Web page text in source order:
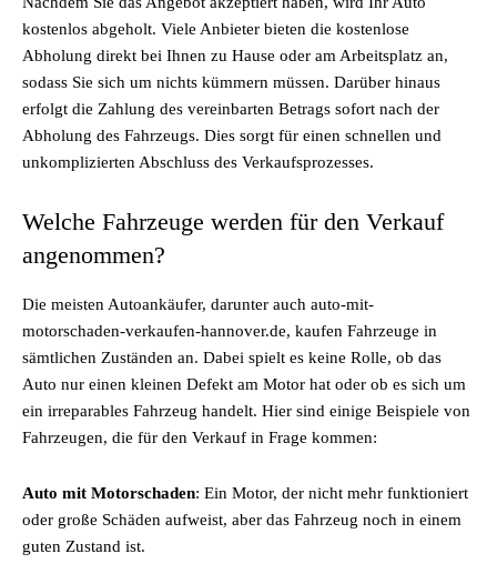
kostenlos abgeholt. Viele Anbieter bieten die kostenlose
Abholung direkt bei Ihnen zu Hause oder am Arbeitsplatz an,
sodass Sie sich um nichts kümmern müssen. Darüber hinaus
erfolgt die Zahlung des vereinbarten Betrags sofort nach der
Abholung des Fahrzeugs. Dies sorgt für einen schnellen und
unkomplizierten Abschluss des Verkaufsprozesses.
Welche Fahrzeuge werden für den Verkauf
angenommen?
Die meisten Autoankäufer, darunter auch auto-mit-
motorschaden-verkaufen-hannover.de, kaufen Fahrzeuge in
sämtlichen Zuständen an. Dabei spielt es keine Rolle, ob das
Auto nur einen kleinen Defekt am Motor hat oder ob es sich um
ein irreparables Fahrzeug handelt. Hier sind einige Beispiele von
Fahrzeugen, die für den Verkauf in Frage kommen:
Auto mit Motorschaden: Ein Motor, der nicht mehr funktioniert
oder große Schäden aufweist, aber das Fahrzeug noch in einem
guten Zustand ist.